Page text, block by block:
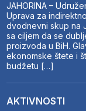
JAHORINA –
Uprava za
dvodnevni skup na
sa ciljem da se
proizvoda u BiH.
ekonomske štete i
budžetu […]
AKTIVNOSTI